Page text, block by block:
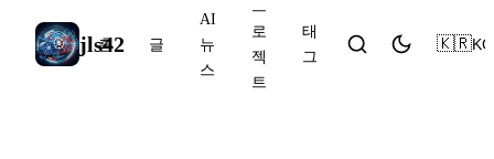
jls42
홈 글
AI
뉴
스
프
로
젝
트
태
그
🇰🇷KO